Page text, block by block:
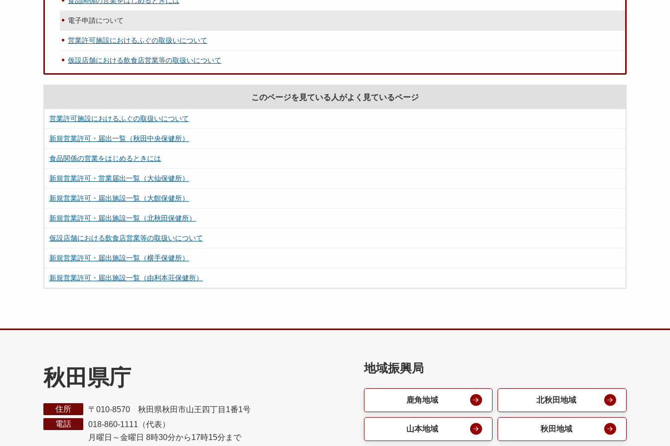
電子申請について
営業許可施設におけるふぐの取扱いについて
仮設店舗における飲食店営業等の取扱いについて
このページを見ている人がよく見ているページ
営業許可施設におけるふぐの取扱いについて
新規営業許可・届出一覧（秋田中央保健所）
食品関係の営業をはじめるときには
新規営業許可・営業届出一覧（大仙保健所）
新規営業許可・届出施設一覧（大館保健所）
新規営業許可・届出施設一覧（北秋田保健所）
仮設店舗における飲食店営業等の取扱いについて
新規営業許可・届出施設一覧（横手保健所）
新規営業許可・届出施設一覧（由利本荘保健所）
秋田県庁
住所
〒010-8570 秋田県秋田市山王四丁目1番1号
電話
018-860-1111（代表）
月曜日～金曜日 8時30分から17時15分まで
地域振興局
鹿角地域 北秋田地域
山本地域 秋田地域